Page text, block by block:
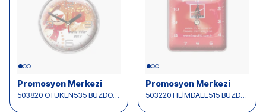
Promosyon Merkezi
503820 ÖTÜKEN535 BUZDOLABI SAATİ (110 MM)
Promosyon Merkezi
503220 HEİMDALL515 BUZDOLABI SAATİ (95 MM)